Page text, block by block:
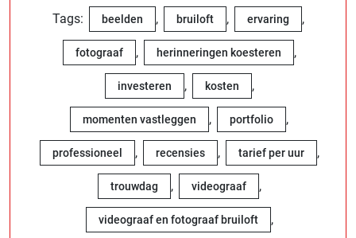
Tags: beelden , bruiloft , ervaring ,
fotograaf , herinneringen koesteren ,
investeren , kosten ,
momenten vastleggen , portfolio ,
professioneel , recensies , tarief per uur ,
trouwdag , videograaf ,
videograaf en fotograaf bruiloft ,